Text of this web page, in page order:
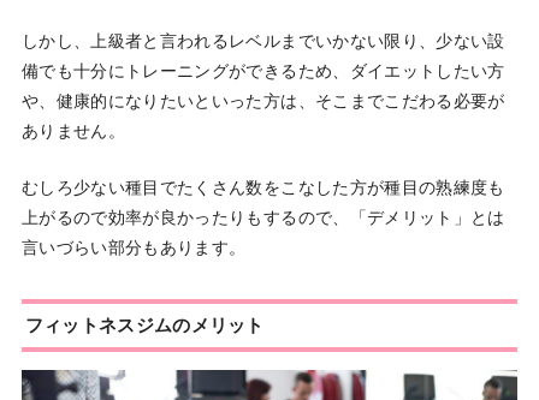
しかし、上級者と言われるレベルまでいかない限り、少ない設
備でも十分にトレーニングができるため、ダイエットしたい方
や、健康的になりたいといった方は、そこまでこだわる必要が
ありません。
むしろ少ない種目でたくさん数をこなした方が種目の熟練度も
上がるので効率が良かったりもするので、「デメリット」とは
言いづらい部分もあります。
フィットネスジムのメリット